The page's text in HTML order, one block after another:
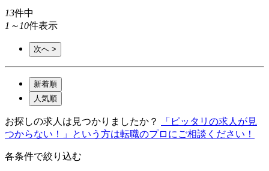
13件中
1～10件表示
次へ >
新着順
人気順
お探しの求人は見つかりましたか？
「ピッタリの求人が見
つからない！」という方は転職のプロにご相談ください！
各条件で絞り込む